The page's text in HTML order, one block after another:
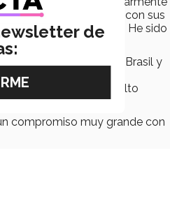
tan exigente, con sus
a algunos otros países. He sido
2009 en Brasil y
participó en los
Deportivos y Alto
compromiso muy grande con
de